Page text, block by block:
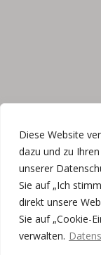
Diese Website
dazu und zu
unserer
Sie auf „Ich
direkt unsere
Sie auf „Cookie-
verwalten.